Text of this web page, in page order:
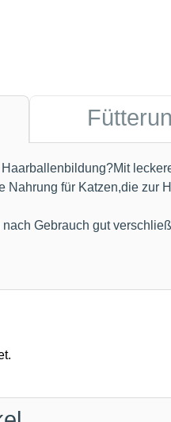
für Katzen,die zur
Gebrauch gut